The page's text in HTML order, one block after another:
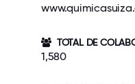
TOTAL DE
1,580